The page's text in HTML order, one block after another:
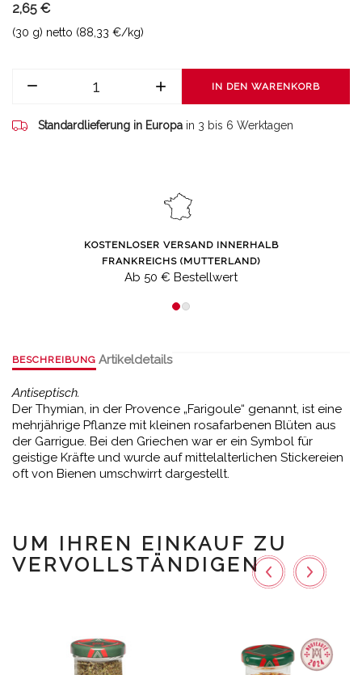
2,65 €
(30 g) netto (88,33 €/kg)
IN DEN WARENKORB
Standardlieferung in Europa in 3 bis 6 Werktagen
KOSTENLOSER VERSAND INNERHALB
FRANKREICHS (MUTTERLAND)
Ab 50 € Bestellwert
BESCHREIBUNG Artikeldetails
Antiseptisch.
Der Thymian, in der Provence „Farigoule“ genannt, ist eine
mehrjährige Pflanze mit kleinen rosafarbenen Blüten aus
der Garrigue. Bei den Griechen war er ein Symbol für
geistige Kräfte und wurde auf mittelalterlichen Stickereien
oft von Bienen umschwirrt dargestellt.
UM IHREN EINKAUF ZU
VERVOLLSTÄNDIGEN